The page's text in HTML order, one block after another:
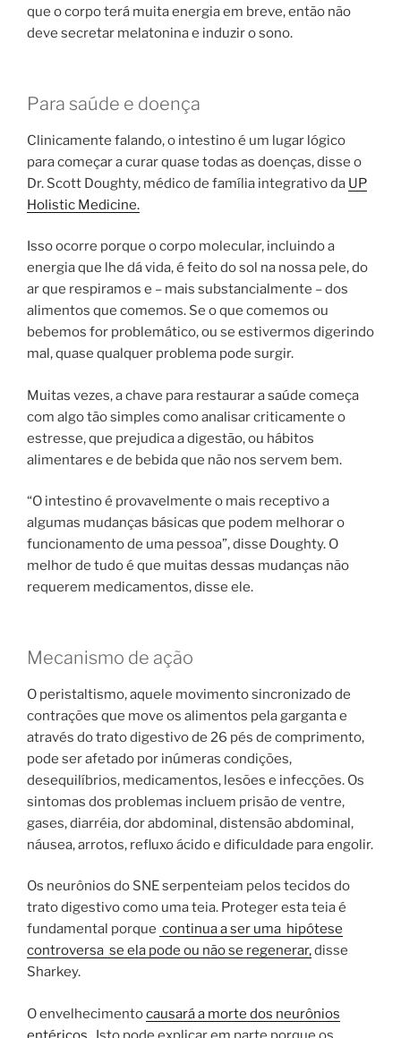
que o corpo terá muita energia em breve, então não
deve secretar melatonina e induzir o sono.
Para saúde e doença
Clinicamente falando, o intestino é um lugar lógico
para começar a curar quase todas as doenças, disse o
Dr. Scott Doughty, médico de família integrativo da UP
Holistic Medicine.
Isso ocorre porque o corpo molecular, incluindo a
energia que lhe dá vida, é feito do sol na nossa pele, do
ar que respiramos e – mais substancialmente – dos
alimentos que comemos. Se o que comemos ou
bebemos for problemático, ou se estivermos digerindo
mal, quase qualquer problema pode surgir.
Muitas vezes, a chave para restaurar a saúde começa
com algo tão simples como analisar criticamente o
estresse, que prejudica a digestão, ou hábitos
alimentares e de bebida que não nos servem bem.
“O intestino é provavelmente o mais receptivo a
algumas mudanças básicas que podem melhorar o
funcionamento de uma pessoa”, disse Doughty. O
melhor de tudo é que muitas dessas mudanças não
requerem medicamentos, disse ele.
Mecanismo de ação
O peristaltismo, aquele movimento sincronizado de
contrações que move os alimentos pela garganta e
através do trato digestivo de 26 pés de comprimento,
pode ser afetado por inúmeras condições,
desequilíbrios, medicamentos, lesões e infecções. Os
sintomas dos problemas incluem prisão de ventre,
gases, diarréia, dor abdominal, distensão abdominal,
náusea, arrotos, refluxo ácido e dificuldade para engolir.
Os neurônios do SNE serpenteiam pelos tecidos do
trato digestivo como uma teia. Proteger esta teia é
fundamental porque continua a ser uma hipótese
controversa se ela pode ou não se regenerar,disse
Sharkey.
O envelhecimentocausará a morte dos neurônios